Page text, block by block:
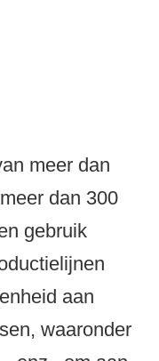
meer dan
dan 300
gebruik
aan
waaronder